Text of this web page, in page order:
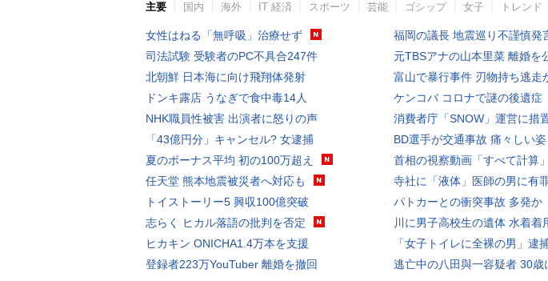
主要 国内 海外 IT 経済 スポーツ 芸能 ゴシップ 女子 トレンド
女性はねる「無呼吸」治療せず
司法試験 受験者のPC不具合247件
北朝鮮 日本海に向け飛翔体発射
ドンキ露店 うなぎで食中毒14人
NHK職員性被害 出演者に怒りの声
「43億円分」キャンセル? 女逮捕
夏のボーナス平均 初の100万超え
任天堂 熊本地震被災者へ対応も
トイストーリー5 興収100億突破
志らく ヒカル落語の批判を否定
ヒカキン ONICHA1.4万本を支援
登録者223万YouTuber 離婚を撤回
福岡の議長 地震巡り不謹慎発
元TBSアナの山本里菜 離婚を
富山で暴行事件 刃物持ち逃走
ケンコバ コロナで謎の後遺症
消費者庁「SNOW」運営に措
BD選手が交通事故 痛々しい姿
首相の視察動画「すべて計算」
寺社に「液体」医師の男に有
パトカーとの衝突事故 多発か
川に男子高校生の遺体 水着着
「女子トイレに全裸の男」逮
逃亡中の八田與一容疑者 30歳